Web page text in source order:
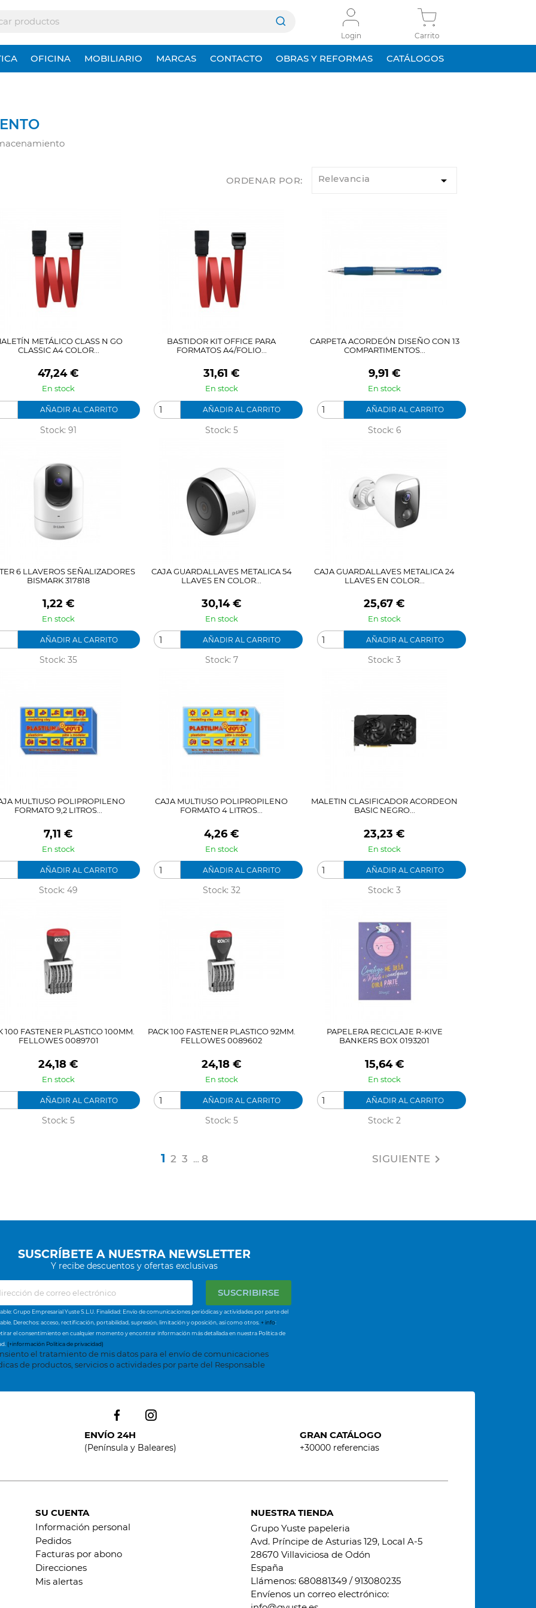
Login Carrito
OFICINA MOBILIARIO MARCAS CONTACTO OBRAS Y REFORMAS CATÁLOGOS
ORDENAR POR: Relevancia 
METÁLICO CLASS N GO
CLASSIC A4 COLOR...
Precio
47,24 €
En stock
AÑADIR AL CARRITO
Stock: 91
BASTIDOR KIT OFFICE PARA
FORMATOS A4/FOLIO...
Precio
31,61 €
En stock
AÑADIR AL CARRITO
Stock: 5
CARPETA ACORDEÓN DISEÑO CON 13
COMPARTIMENTOS...
Precio
9,91 €
En stock
AÑADIR AL CARRITO
Stock: 6
6 LLAVEROS SEÑALIZADORES
BISMARK 317818
Precio
1,22 €
En stock
AÑADIR AL CARRITO
Stock: 35
CAJA GUARDALLAVES METALICA 54
LLAVES EN COLOR...
Precio
30,14 €
En stock
AÑADIR AL CARRITO
Stock: 7
CAJA GUARDALLAVES METALICA 24
LLAVES EN COLOR...
Precio
25,67 €
En stock
AÑADIR AL CARRITO
Stock: 3
MULTIUSO POLIPROPILENO
FORMATO 9,2 LITROS...
Precio
7,11 €
En stock
AÑADIR AL CARRITO
Stock: 49
CAJA MULTIUSO POLIPROPILENO
FORMATO 4 LITROS...
Precio
4,26 €
En stock
AÑADIR AL CARRITO
Stock: 32
MALETIN CLASIFICADOR ACORDEON
BASIC NEGRO...
Precio
23,23 €
En stock
AÑADIR AL CARRITO
Stock: 3
100 FASTENER PLASTICO 100MM.
FELLOWES 0089701
Precio
24,18 €
En stock
AÑADIR AL CARRITO
Stock: 5
PACK 100 FASTENER PLASTICO 92MM.
FELLOWES 0089602
Precio
24,18 €
En stock
AÑADIR AL CARRITO
Stock: 5
PAPELERA RECICLAJE R-KIVE
BANKERS BOX 0193201
Precio
15,64 €
En stock
AÑADIR AL CARRITO
Stock: 2
12 3 … 8 SIGUIENTE 
SUSCRÍBETE A NUESTRA NEWSLETTER
Y recibe descuentos y ofertas exclusivas
Grupo Empresarial Yuste S.L.U. Finalidad: Envío de comunicaciones periódicas y actividades por parte del
Derechos: acceso, rectificación, portabilidad, supresión, limitación y oposición, así como otros. + info:
el consentimiento en cualquier momento y encontrar información más detallada en nuestra Política de
(+información Política de privacidad)
el tratamiento de mis datos para el envío de comunicaciones
de productos, servicios o actividades por parte del Responsable
ENVÍO 24H
(Península y Baleares)
GRAN CATÁLOGO
+30000 referencias
SU CUENTA
Información personal
Pedidos
Facturas por abono
Direcciones
Mis alertas
NUESTRA TIENDA
Grupo Yuste papeleria
Avd. Príncipe de Asturias 129, Local A-5
28670 Villaviciosa de Odón
España
Llámenos: 680881349 / 913080235
Envíenos un correo electrónico: